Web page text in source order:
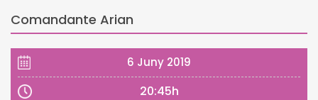
Comandante Arian
6 Juny 2019
20:45h